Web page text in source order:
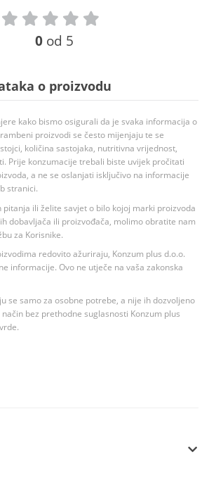
0 od 5
o proizvodu
kako bismo osigurali da je svaka informacija o
proizvodi se često mijenjaju te se
količina sastojaka, nutritivna vrijednost,
Prije konzumacije trebali biste uvijek pročitati
a ne se oslanjati isključivo na informacije
stranici.
pitanja ili želite savjet o bilo kojoj marki proizvoda
dobavljača ili proizvođača, molimo obratite nam
za Korisnike.
redovito ažuriraju, Konzum plus d.o.o.
informacije. Ovo ne utječe na vaša zakonska
se samo za osobne potrebe, a nije ih dozvoljeno
bez prethodne suglasnosti Konzum plus